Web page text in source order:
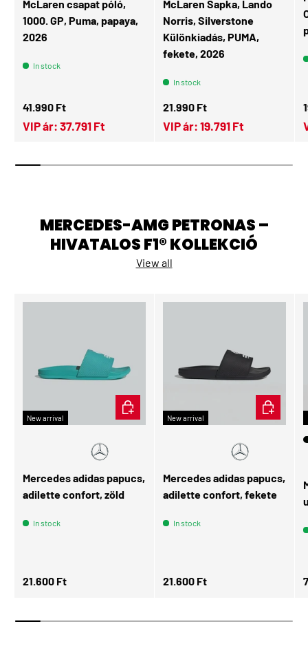
McLaren csapat póló,
1000. GP, Puma, papaya,
2026
In stock
Regular price
41.990 Ft
VIP ár: 37.791 Ft
McLaren Sapka, Lando
Norris, Silverstone
Különkiadás, PUMA,
fekete, 2026
In stock
Regular price
21.990 Ft
VIP ár: 19.791 Ft
MERCEDES-AMG PETRONAS –
HIVATALOS F1® KOLLEKCIÓ
View all
New arrival
Mercedes adidas papucs,
adilette confort, zöld
In stock
Regular price
21.600 Ft
CHOOSE OPTIONS
New arrival
Mercedes adidas papucs,
adilette confort, fekete
In stock
Regular price
21.600 Ft
CHOOSE